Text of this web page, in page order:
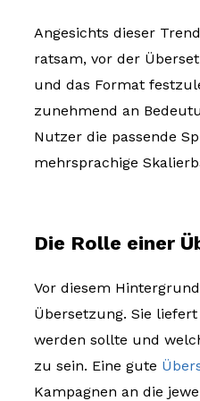
Angesichts dieser
ratsam, vor der
und das Format
zunehmend an
Nutzer die passende
mehrsprachige
Die Rolle einer
Vor diesem
Übersetzung. Sie
werden sollte und
zu sein. Eine gute
Kampagnen an die